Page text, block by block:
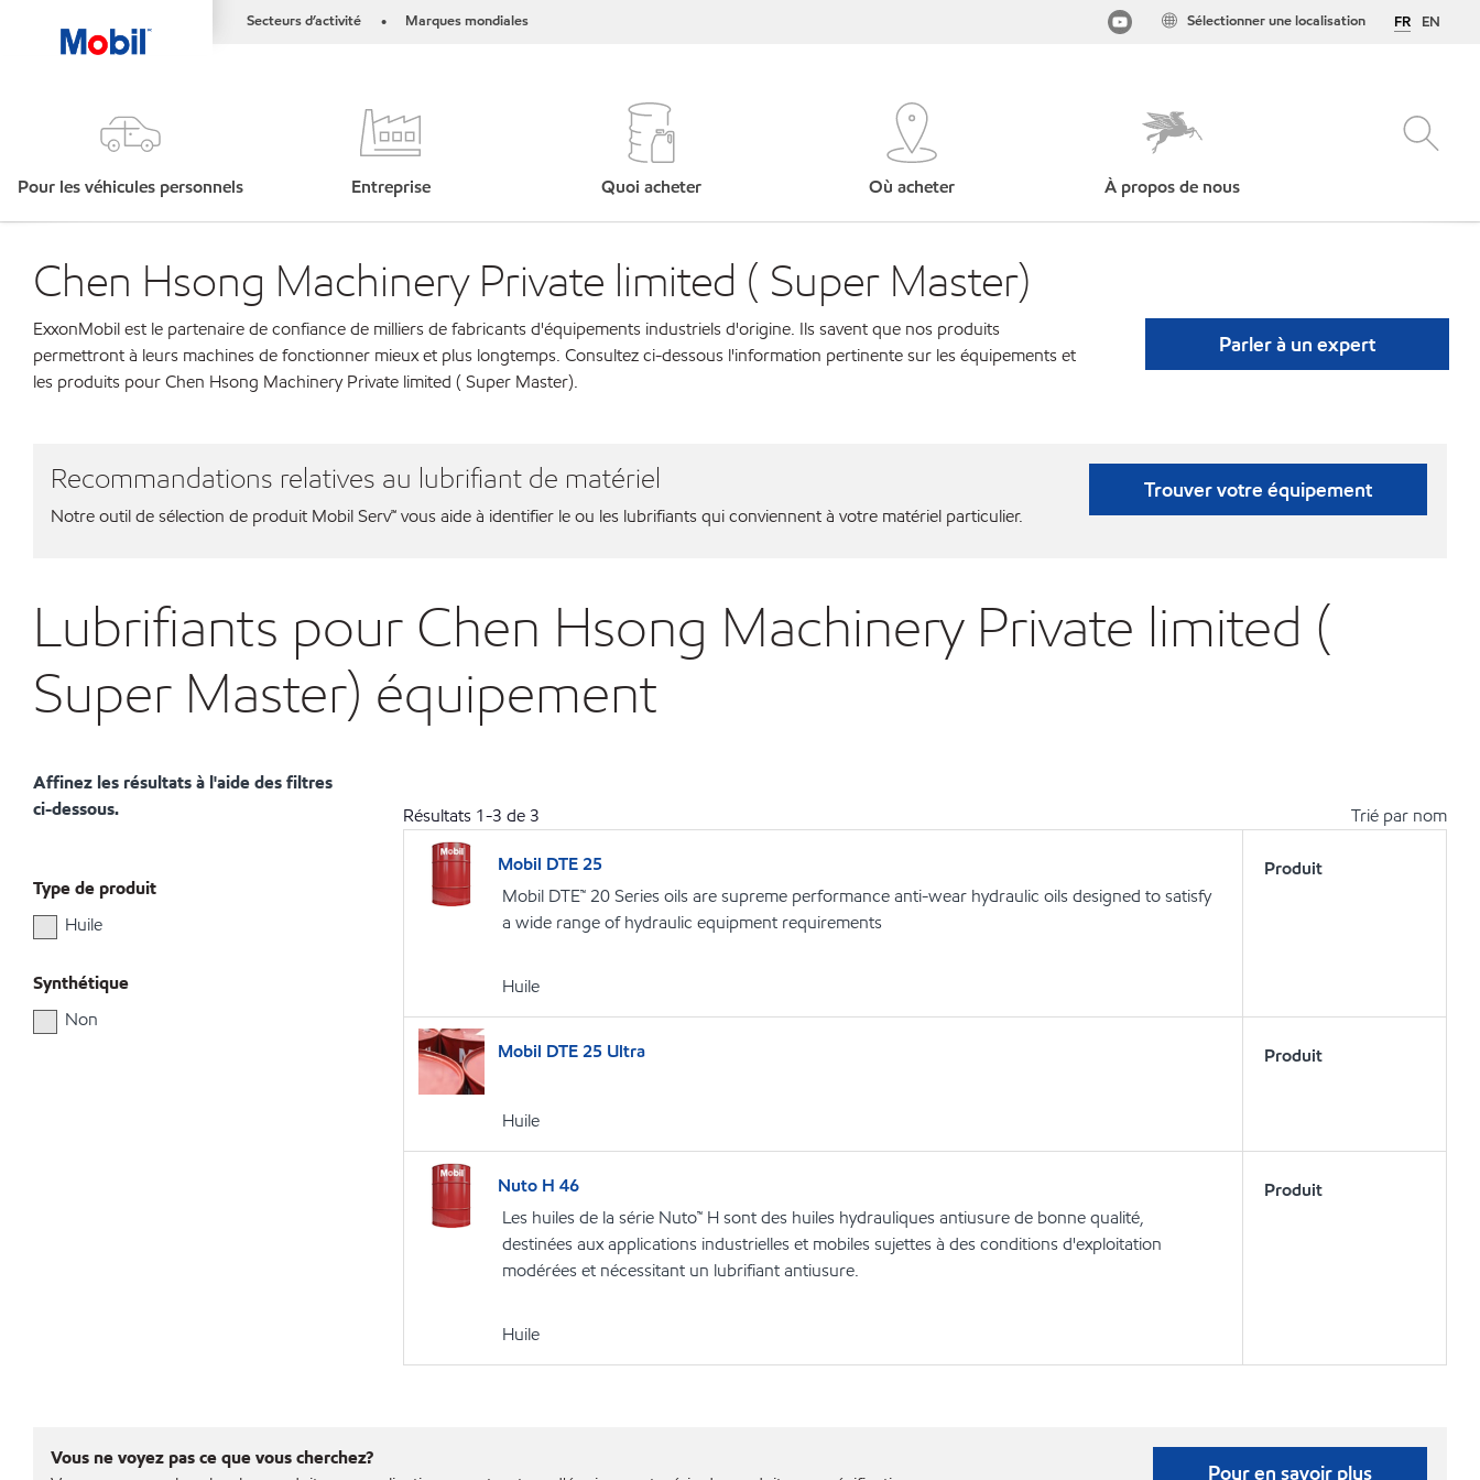
Secteurs d’activité • Marques mondiales FR EN
Sélectionner une localisation
Pour les véhicules personnels Entreprise Quoi acheter Où acheter À propos de nous
Chen Hsong Machinery Private limited ( Super Master)
ExxonMobil est le partenaire de confiance de milliers de fabricants d'équipements industriels d'origine. Ils savent que nos produits
permettront à leurs machines de fonctionner mieux et plus longtemps. Consultez ci-dessous l'information pertinente sur les équipements et
les produits pour Chen Hsong Machinery Private limited ( Super Master).
Parler à un expert
Recommandations relatives au lubrifiant de matériel
Notre outil de sélection de produit Mobil Serv℠ vous aide à identifier le ou les lubrifiants qui conviennent à votre matériel particulier.
Trouver votre équipement
Lubrifiants pour Chen Hsong Machinery Private limited (
Super Master) équipement
Affinez les résultats à l'aide des filtres
ci-dessous.
Type de produit
Huile
Synthétique
Non
Résultats 1-3 de3 Trié par nom
Mobil DTE 25
Mobil DTE™ 20 Series oils are supreme performance anti-wear hydraulic oils designed to satisfy
a wide range of hydraulic equipment requirements
Huile
Produit
Mobil DTE 25 Ultra
Huile
Produit
Nuto H 46
Les huiles de la série Nuto™ H sont des huiles hydrauliques antiusure de bonne qualité,
destinées aux applications industrielles et mobiles sujettes à des conditions d'exploitation
modérées et nécessitant un lubrifiant antiusure.
Huile
Produit
Vous ne voyez pas ce que vous cherchez?
Pour en savoir plus